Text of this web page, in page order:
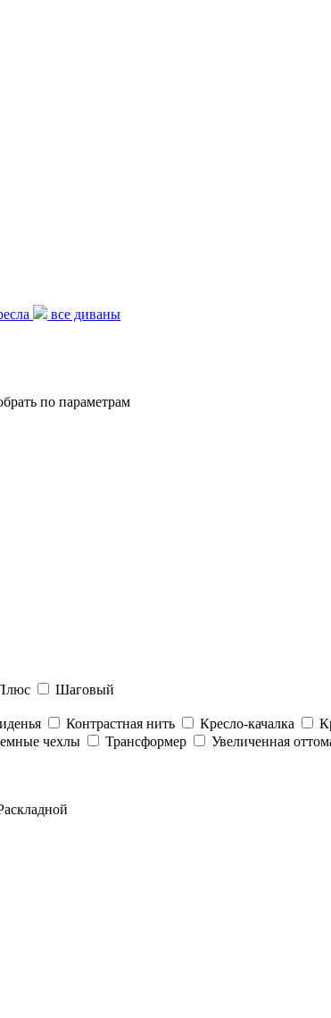
все диваны
по параметрам
Шаговый
Контрастная нить Кресло-качалка
чехлы Трансформер
Увеличенная